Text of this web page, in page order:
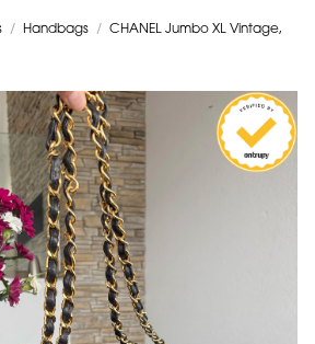
/ Handbags / CHANEL Jumbo XL Vintage,